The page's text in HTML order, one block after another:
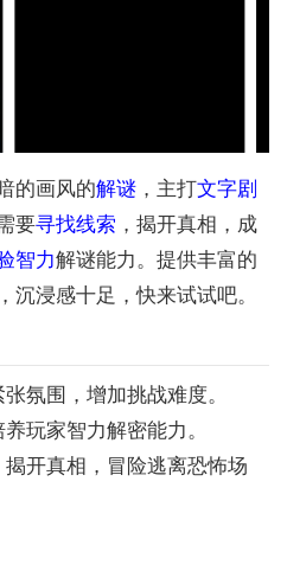
的画风的解谜，主打文字剧
要寻找线索 ，揭开真相，成
智力解谜能力。提供丰富的
沉浸感十足，快来试试吧。
氛围，增加挑战难度。
玩家智力解密能力。
开真相，冒险逃离恐怖场